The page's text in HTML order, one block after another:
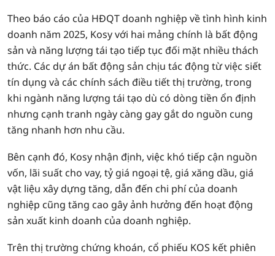
Theo báo cáo của HĐQT doanh nghiệp về tình hình kinh
doanh năm 2025, Kosy với hai mảng chính là bất động
sản và năng lượng tái tạo tiếp tục đối mặt nhiều thách
thức. Các dự án bất động sản chịu tác động từ việc siết
tín dụng và các chính sách điều tiết thị trường, trong
khi ngành năng lượng tái tạo dù có dòng tiền ổn định
nhưng cạnh tranh ngày càng gay gắt do nguồn cung
tăng nhanh hơn nhu cầu.
Bên cạnh đó, Kosy nhận định, việc khó tiếp cận nguồn
vốn, lãi suất cho vay, tỷ giá ngoại tệ, giá xăng dầu, giá
vật liệu xây dựng tăng, dẫn đến chi phí của doanh
nghiệp cũng tăng cao gây ảnh hưởng đến hoạt động
sản xuất kinh doanh của doanh nghiệp.
Trên thị trường chứng khoán, cổ phiếu KOS kết phiên